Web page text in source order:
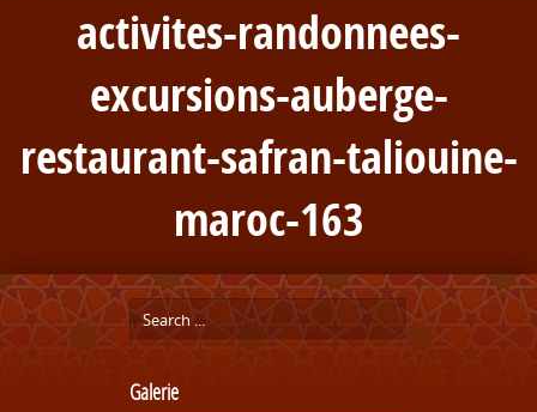
activites-randonnees-
excursions-auberge-
restaurant-safran-taliouine-
maroc-163
Galerie